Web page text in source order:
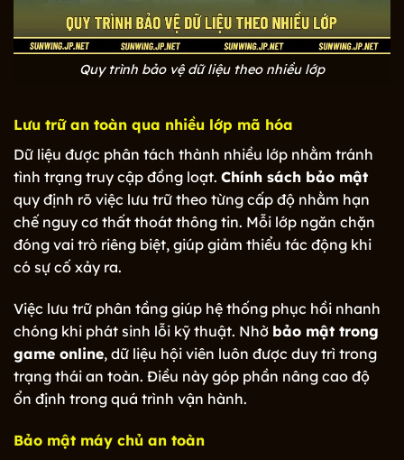
Quy trình bảo vệ dữ liệu theo nhiều lớp
Lưu trữ an toàn qua nhiều lớp mã hóa
Dữ liệu được phân tách thành nhiều lớp nhằm tránh
tình trạng truy cập đồng loạt. Chính sách bảo mật
quy định rõ việc lưu trữ theo từng cấp độ nhằm hạn
chế nguy cơ thất thoát thông tin. Mỗi lớp ngăn chặn
đóng vai trò riêng biệt, giúp giảm thiểu tác động khi
có sự cố xảy ra.
Việc lưu trữ phân tầng giúp hệ thống phục hồi nhanh
chóng khi phát sinh lỗi kỹ thuật. Nhờ bảo mật trong
game online, dữ liệu hội viên luôn được duy trì trong
trạng thái an toàn. Điều này góp phần nâng cao độ
ổn định trong quá trình vận hành.
Bảo mật máy chủ an toàn